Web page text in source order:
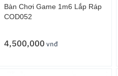
Bàn Chơi Game 1m6 Lắp Ráp
COD052
4,500,000 vnđ